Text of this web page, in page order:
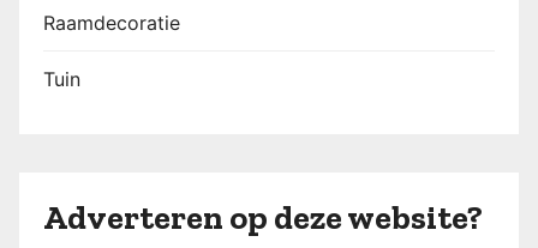
Raamdecoratie
Tuin
Adverteren op deze website?